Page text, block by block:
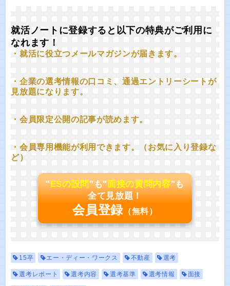
就活ノートに登録すると以下の特典がご利用に
なれます！
・就活に役立つメールマガジンが届きます。
・企業の選考情報の口コミ、通過エントリーシートが
見放題になります。
・会員限定公開の記事が読めます。
・会員専用機能が利用できます。（お気に入り登録な
ど）
"ESの設問"も"面接の質問内容"も
全て見放題！
会員登録 （無料）
15卒 エー・ディー・ワークス 不動産 選考
選考レポート 選考内容 選考基準 選考情報 面接